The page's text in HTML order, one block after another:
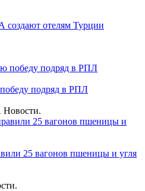
создают отелям Турции
подряд в РПЛ
25 вагонов пшеницы и угля